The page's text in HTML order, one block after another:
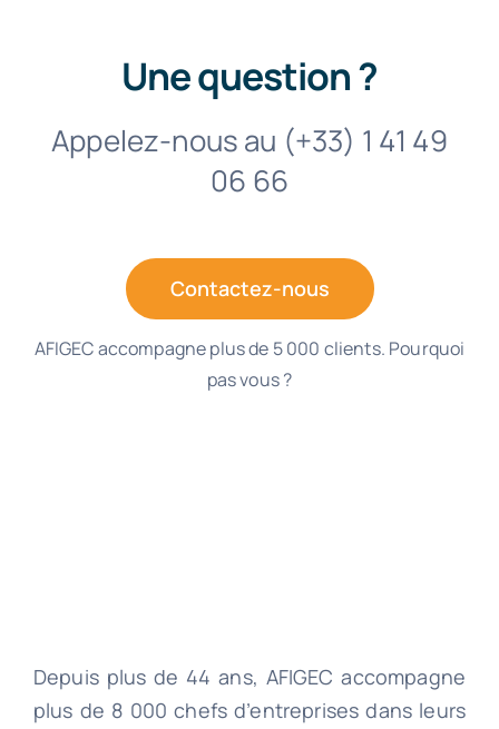
Une question ?
Appelez-nous au (+33) 1 41 49
06 66
Contactez-nous
AFIGEC accompagne plus de 5 000 clients. Pourquoi
pas vous ?
Depuis plus de 44 ans, AFIGEC accompagne
plus de 8 000 chefs d’entreprises dans leurs